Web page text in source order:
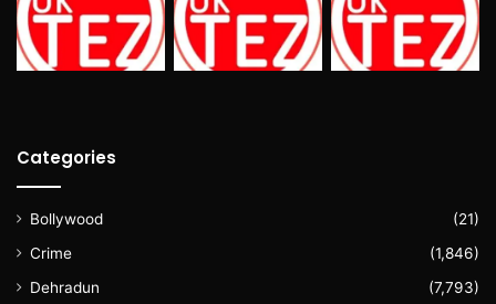
Categories
Bollywood
(21)
Crime
(1,846)
Dehradun
(7,793)